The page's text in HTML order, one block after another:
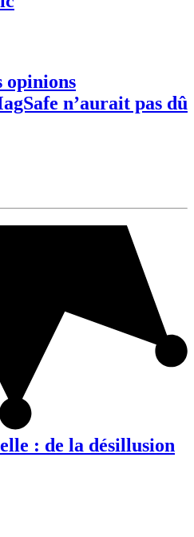
opinions
n’aurait pas dû
: de la désillusion